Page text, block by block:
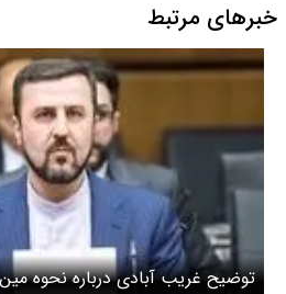
خبرهای مرتبط
توضیح غریب آبادی درباره نحوه